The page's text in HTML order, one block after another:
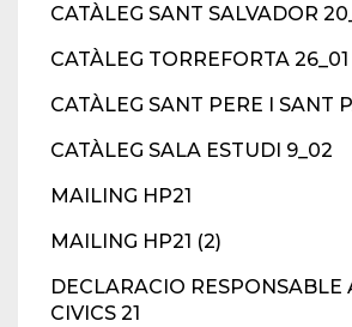
CATÀLEG SANT SALVADOR
CATÀLEG TORREFORTA 26_01
CATÀLEG SANT PERE I SANT
CATÀLEG SALA ESTUDI 9_02
MAILING HP21
MAILING HP21 (2)
DECLARACIO RESPONSABLE
CIVICS 21